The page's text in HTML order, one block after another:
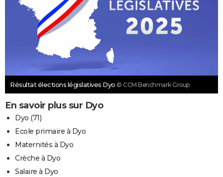
Résultat élections législatives Dyo © CCM Benchmark Group
En savoir plus sur Dyo
Dyo (71)
Ecole primaire à Dyo
Maternités à Dyo
Crèche à Dyo
Salaire à Dyo